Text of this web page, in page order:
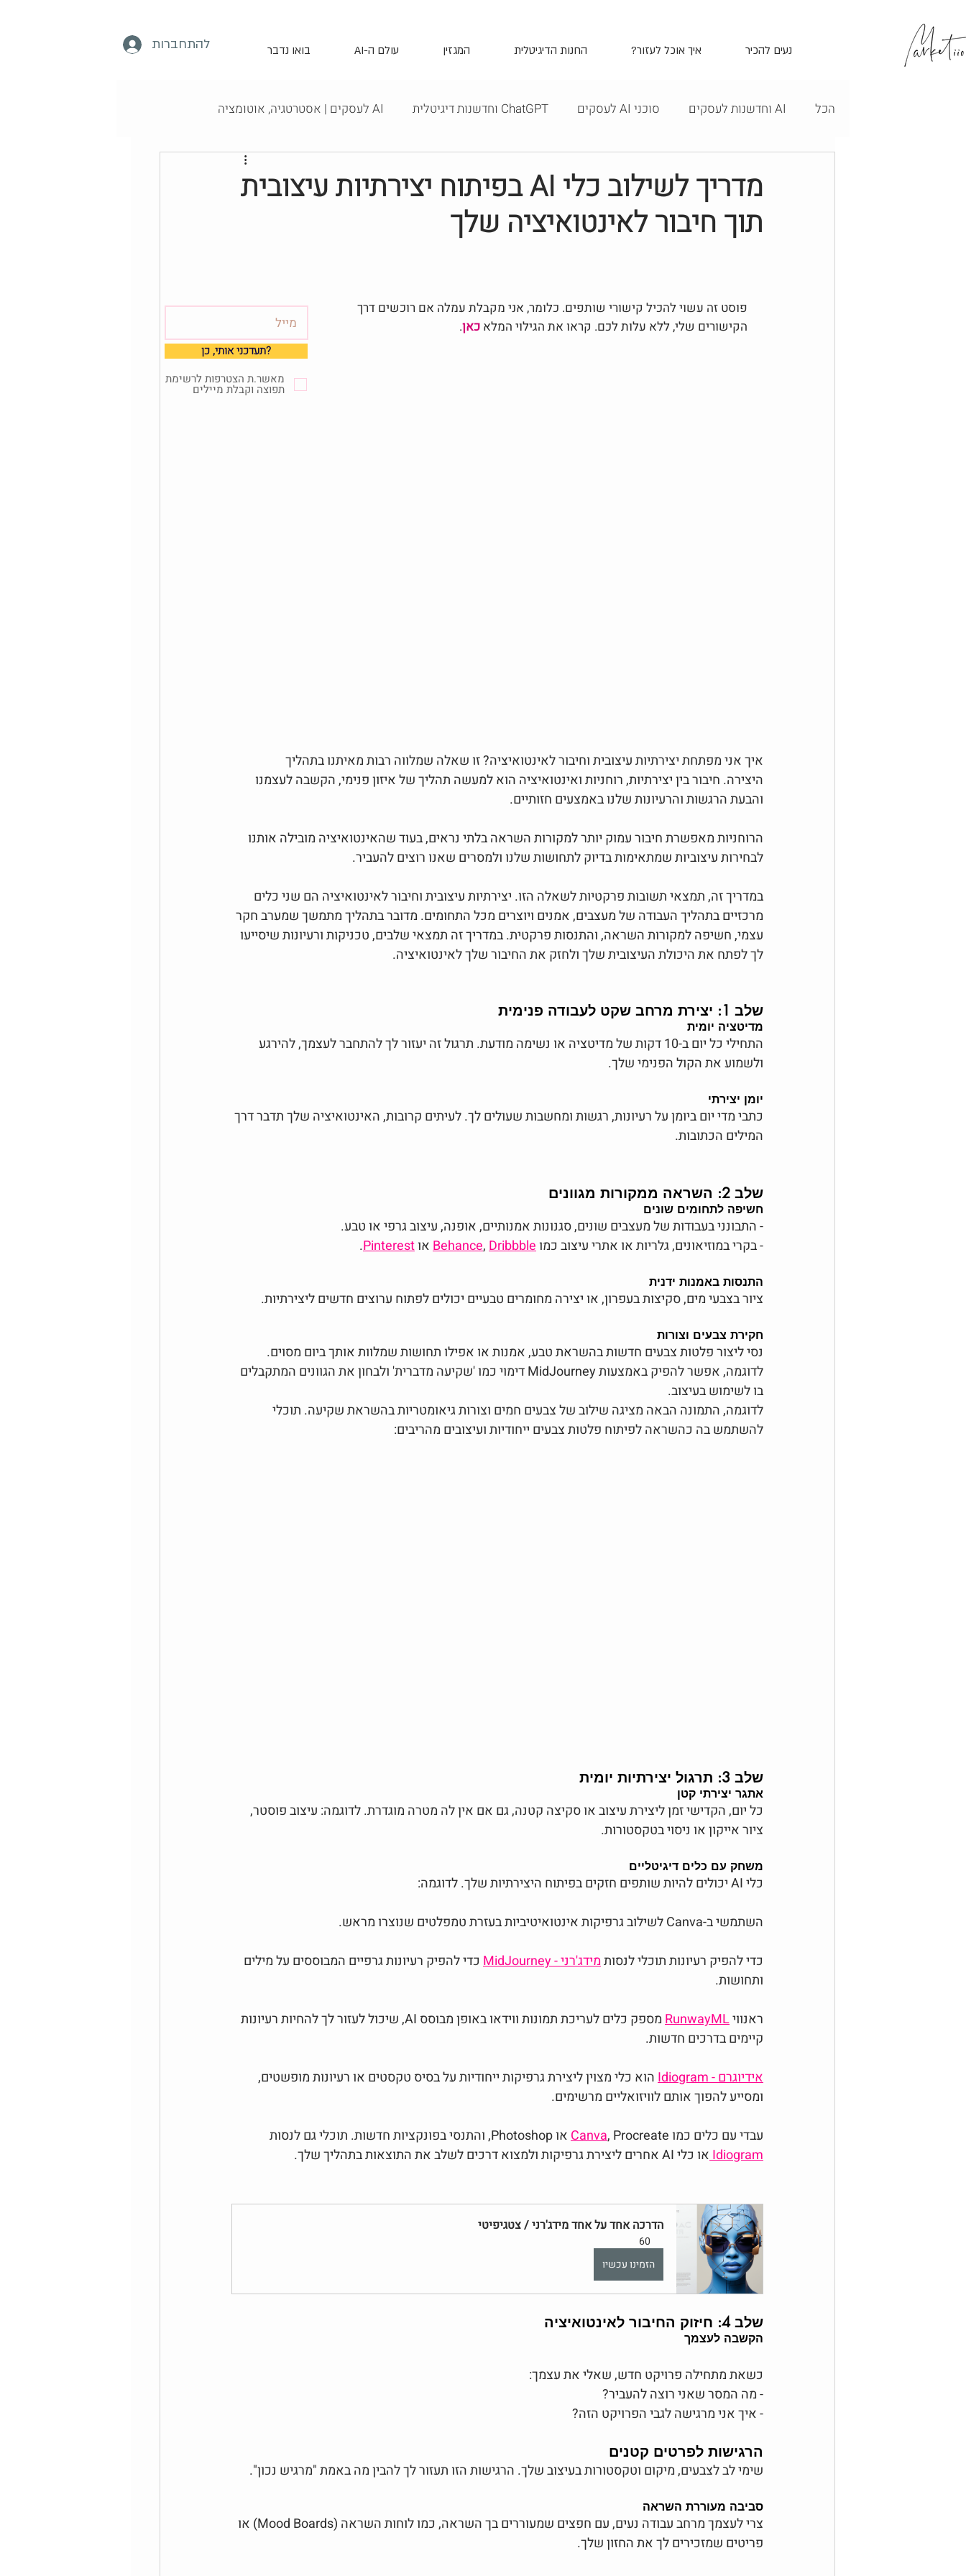
נעים להכיר איך אוכל לעזור? החנות הדיגיטלית המגזין עולם ה-AI בואו נדבר להתחברות
הכל AI וחדשנות לעסקים סוכני AI לעסקים ChatGPT וחדשנות דיגיטלית AI לעסקים | אסטרטגיה, אוטומציה
מדריכים לעיצוב שיווקי
חנויות מקווננות להרוויח אונליין POD - הדפסה לפי דרישה
מנהלות את הרשת יוטיוב - YouTube מסעות השראה והתפתחות אישית
מדריך לשילוב כלי AI בפיתוח יצירתיות עיצובית
תוך חיבור לאינטואיציה שלך
איך אני מפתחת יצירתיות עיצובית וחיבור לאינטואיציה? זו שאלה שמלווה רבות מאיתנו בתהליך
היצירה. חיבור בין יצירתיות, רוחניות ואינטואיציה הוא למעשה תהליך של איזון פנימי, הקשבה לעצמנו
והבעת הרגשות והרעיונות שלנו באמצעים חזותיים.
הרוחניות מאפשרת חיבור עמוק יותר למקורות השראה בלתי נראים, בעוד שהאינטואיציה מובילה אותנו
לבחירות עיצוביות שמתאימות בדיוק לתחושות שלנו ולמסרים שאנו רוצים להעביר.
במדריך זה, תמצאי תשובות פרקטיות לשאלה הזו. יצירתיות עיצובית וחיבור לאינטואיציה הם שני כלים
מרכזיים בתהליך העבודה של מעצבים, אמנים ויוצרים מכל התחומים. מדובר בתהליך מתמשך שמערב חקר
עצמי, חשיפה למקורות השראה, והתנסות פרקטית. במדריך זה תמצאי שלבים, טכניקות ורעיונות שיסייעו
לך לפתח את היכולת העיצובית שלך ולחזק את החיבור שלך לאינטואיציה.
שלב 1: יצירת מרחב שקט לעבודה פנימית
מדיטציה יומית
התחילי כל יום ב-10 דקות של מדיטציה או נשימה מודעת. תרגול זה יעזור לך להתחבר לעצמך, להירגע
ולשמוע את הקול הפנימי שלך.
יומן יצירתי
כתבי מדי יום ביומן על רעיונות, רגשות ומחשבות שעולים לך. לעיתים קרובות, האינטואיציה שלך תדבר דרך
המילים הכתובות.
שלב 2: השראה ממקורות מגוונים
חשיפה לתחומים שונים
- התבונני בעבודות של מעצבים שונים, סגנונות אמנותיים, אופנה, עיצוב גרפי או טבע.
- בקרי במוזיאונים, גלריות או אתרי עיצוב כמו
Behance, Dribbble או Pinterest
.
התנסות באמנות ידנית
ציור בצבעי מים, סקיצות בעפרון, או יצירה מחומרים טבעיים יכולים לפתוח ערוצים חדשים ליצירתיות.
חקירת צבעים וצורות
נסי ליצור פלטות צבעים חדשות בהשראת טבע, אמנות או אפילו תחושות שמלוות אותך ביום מסוים.
לדוגמה, אפשר להפיק באמצעות MidJourney דימוי כמו 'שקיעה מדברית' ולבחון את הגוונים המתקבלים
בו לשימוש בעיצוב.
לדוגמה, התמונה הבאה מציגה שילוב של צבעים חמים וצורות גיאומטריות בהשראת שקיעה. תוכלי
להשתמש בה כהשראה לפיתוח פלטות צבעים ייחודיות ועיצובים מהריבים:
שלב 3: תרגול יצירתיות יומית
אתגר יצירתי קטן
כל יום, הקדישי זמן ליצירת עיצוב או סקיצה קטנה, גם אם אין לה מטרה מוגדרת. לדוגמה: עיצוב פוסטר,
ציור אייקון או ניסוי בטקסטורות.
משחק עם כלים דיגיטליים
כלי AI יכולים להיות שותפים חזקים בפיתוח היצירתיות שלך. לדוגמה:
השתמשי ב-Canva לשילוב גרפיקות אינטואיטיביות בעזרת טמפלטים שנוצרו מראש.
כדי להפיק רעיונות תוכלי לנסות מידג'רני - MidJourney
כדי להפיק רעיונות גרפיים המבוססים על מילים
ותחושות.
ראנווי RunwayML
מספק כלים לעריכת תמונות ווידאו באופן מבוסס AI, שיכול לעזור לך להחיות רעיונות
קיימים בדרכים חדשות.
אידיוגרם - Idiogram
הוא כלי מצוין ליצירת גרפיקות ייחודיות על בסיס טקסטים או רעיונות מופשטים,
ומסייע להפוך אותם לוויזואליים מרשימים.
עבדי עם כלים כמו
Canva, Procreate או Photoshop, והתנסי בפונקציות חדשות. תוכלי גם לנסות
Idiogram או כלי AI אחרים ליצירת גרפיקות ולמצוא דרכים לשלב את התוצאות בתהליך שלך.
הדרכה אחד על אחד מידג'רני / צטגיפיטי
60
הזמינו עכשיו
שלב 4: חיזוק החיבור לאינטואיציה
הקשבה לעצמך
כשאת מתחילה פרויקט חדש, שאלי את עצמך:
- מה המסר שאני רוצה להעביר?
- איך אני מרגישה לגבי הפרויקט הזה?
הרגישות לפרטים קטנים
שימי לב לצבעים, מיקום וטקסטורות בעיצוב שלך. הרגישות הזו תעזור לך להבין מה באמת "מרגיש נכון".
סביבה מעוררת השראה
צרי לעצמך מרחב עבודה נעים, עם חפצים שמעוררים בך השראה, כמו לוחות השראה (Mood Boards) או
פריטים שמזכירים לך את החזון שלך.
?תעדכני אותי, כן
מאשר.ת הצטרפות לרשימת
תפוצה וקבלת מיילים
פוסט זה עשוי להכיל קישורי שותפים. כלומר, אני מקבלת עמלה אם רוכשים דרך
הקישורים שלי, ללא עלות לכם. קראו את הגילוי המלא כאן.